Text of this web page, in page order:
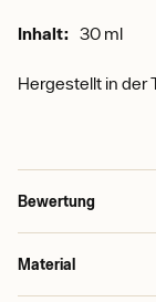
Inhalt: 30 ml
Hergestellt in der
Bewertung
Material